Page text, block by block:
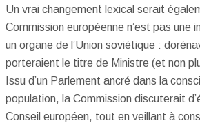
Un vrai changement lexical serait
Commission européenne n’est pas une
un organe de l’Union soviétique :
porteraient le titre de Ministre (et non
Issu d’un Parlement ancré dans la
population, la Commission discuterait
Conseil européen, tout en veillant à